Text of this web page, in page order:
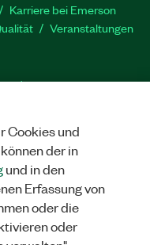
Karriere bei Emerson
Veranstaltungen
Diskussionsforen
YouTube
Twitter
VORBEHALTEN.
Cookies und
der in
und in den
Erfassung von
oder die
oder